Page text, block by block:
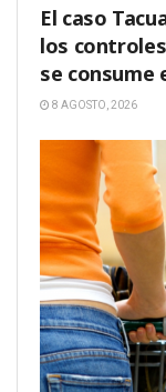
El caso
los
se consume
8 AGOSTO, 2026